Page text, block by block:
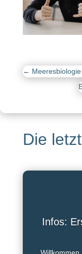
←
Die
Infos: